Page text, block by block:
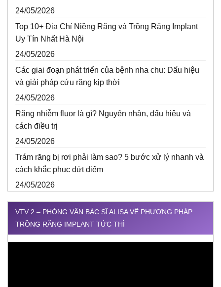
24/05/2026
Top 10+ Địa Chỉ Niềng Răng và Trồng Răng Implant
Uy Tín Nhất Hà Nội
24/05/2026
Các giai đoạn phát triển của bệnh nha chu: Dấu hiệu
và giải pháp cứu răng kịp thời
24/05/2026
Răng nhiễm fluor là gì? Nguyên nhân, dấu hiệu và
cách điều trị
24/05/2026
Trám răng bị rơi phải làm sao? 5 bước xử lý nhanh và
cách khắc phục dứt điểm
24/05/2026
VTV 2 – PHỎNG VẤN BÁC SĨ ALISA VỀ PHƯƠNG PHÁP
TRỒNG RĂNG IMPLANT TỨC THÌ